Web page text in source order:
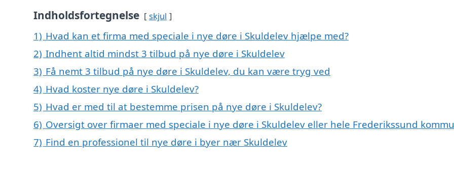
Indholdsfortegnelse skjul
1) Hvad kan et firma med speciale i nye døre i Skuldelev hjælpe med?
2) Indhent altid mindst 3 tilbud på nye døre i Skuldelev
3) Få nemt 3 tilbud på nye døre i Skuldelev, du kan være tryg ved
4) Hvad koster nye døre i Skuldelev?
5) Hvad er med til at bestemme prisen på nye døre i Skuldelev?
6) Oversigt over firmaer med speciale i nye døre i Skuldelev eller hele Frederikssund
7) Find en professionel til nye døre i byer nær Skuldelev